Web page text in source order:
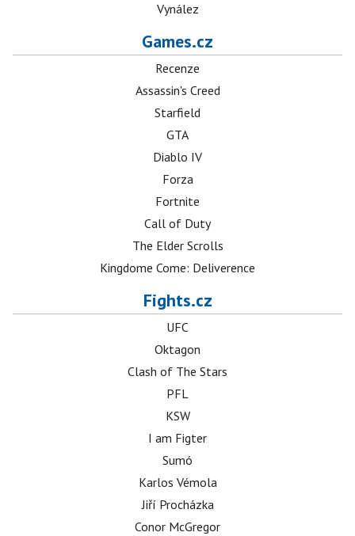
Vynález
Games.cz
Recenze
Assassin's Creed
Starfield
GTA
Diablo IV
Forza
Fortnite
Call of Duty
The Elder Scrolls
Kingdome Come: Deliverence
Fights.cz
UFC
Oktagon
Clash of The Stars
PFL
KSW
I am Figter
Sumó
Karlos Vémola
Jiří Procházka
Conor McGregor